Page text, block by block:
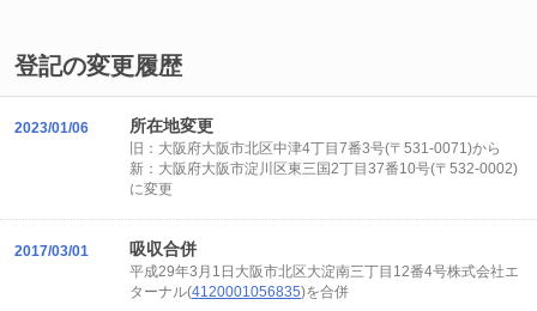
登記の変更履歴
2023/01/06 所在地変更
旧：大阪府大阪市北区中津4丁目7番3号(〒531-0071)から
新：大阪府大阪市淀川区東三国2丁目37番10号(〒532-0002)
に変更
2017/03/01 吸収合併
平成29年3月1日大阪市北区大淀南三丁目12番4号株式会社エ
ターナル(4120001056835)を合併